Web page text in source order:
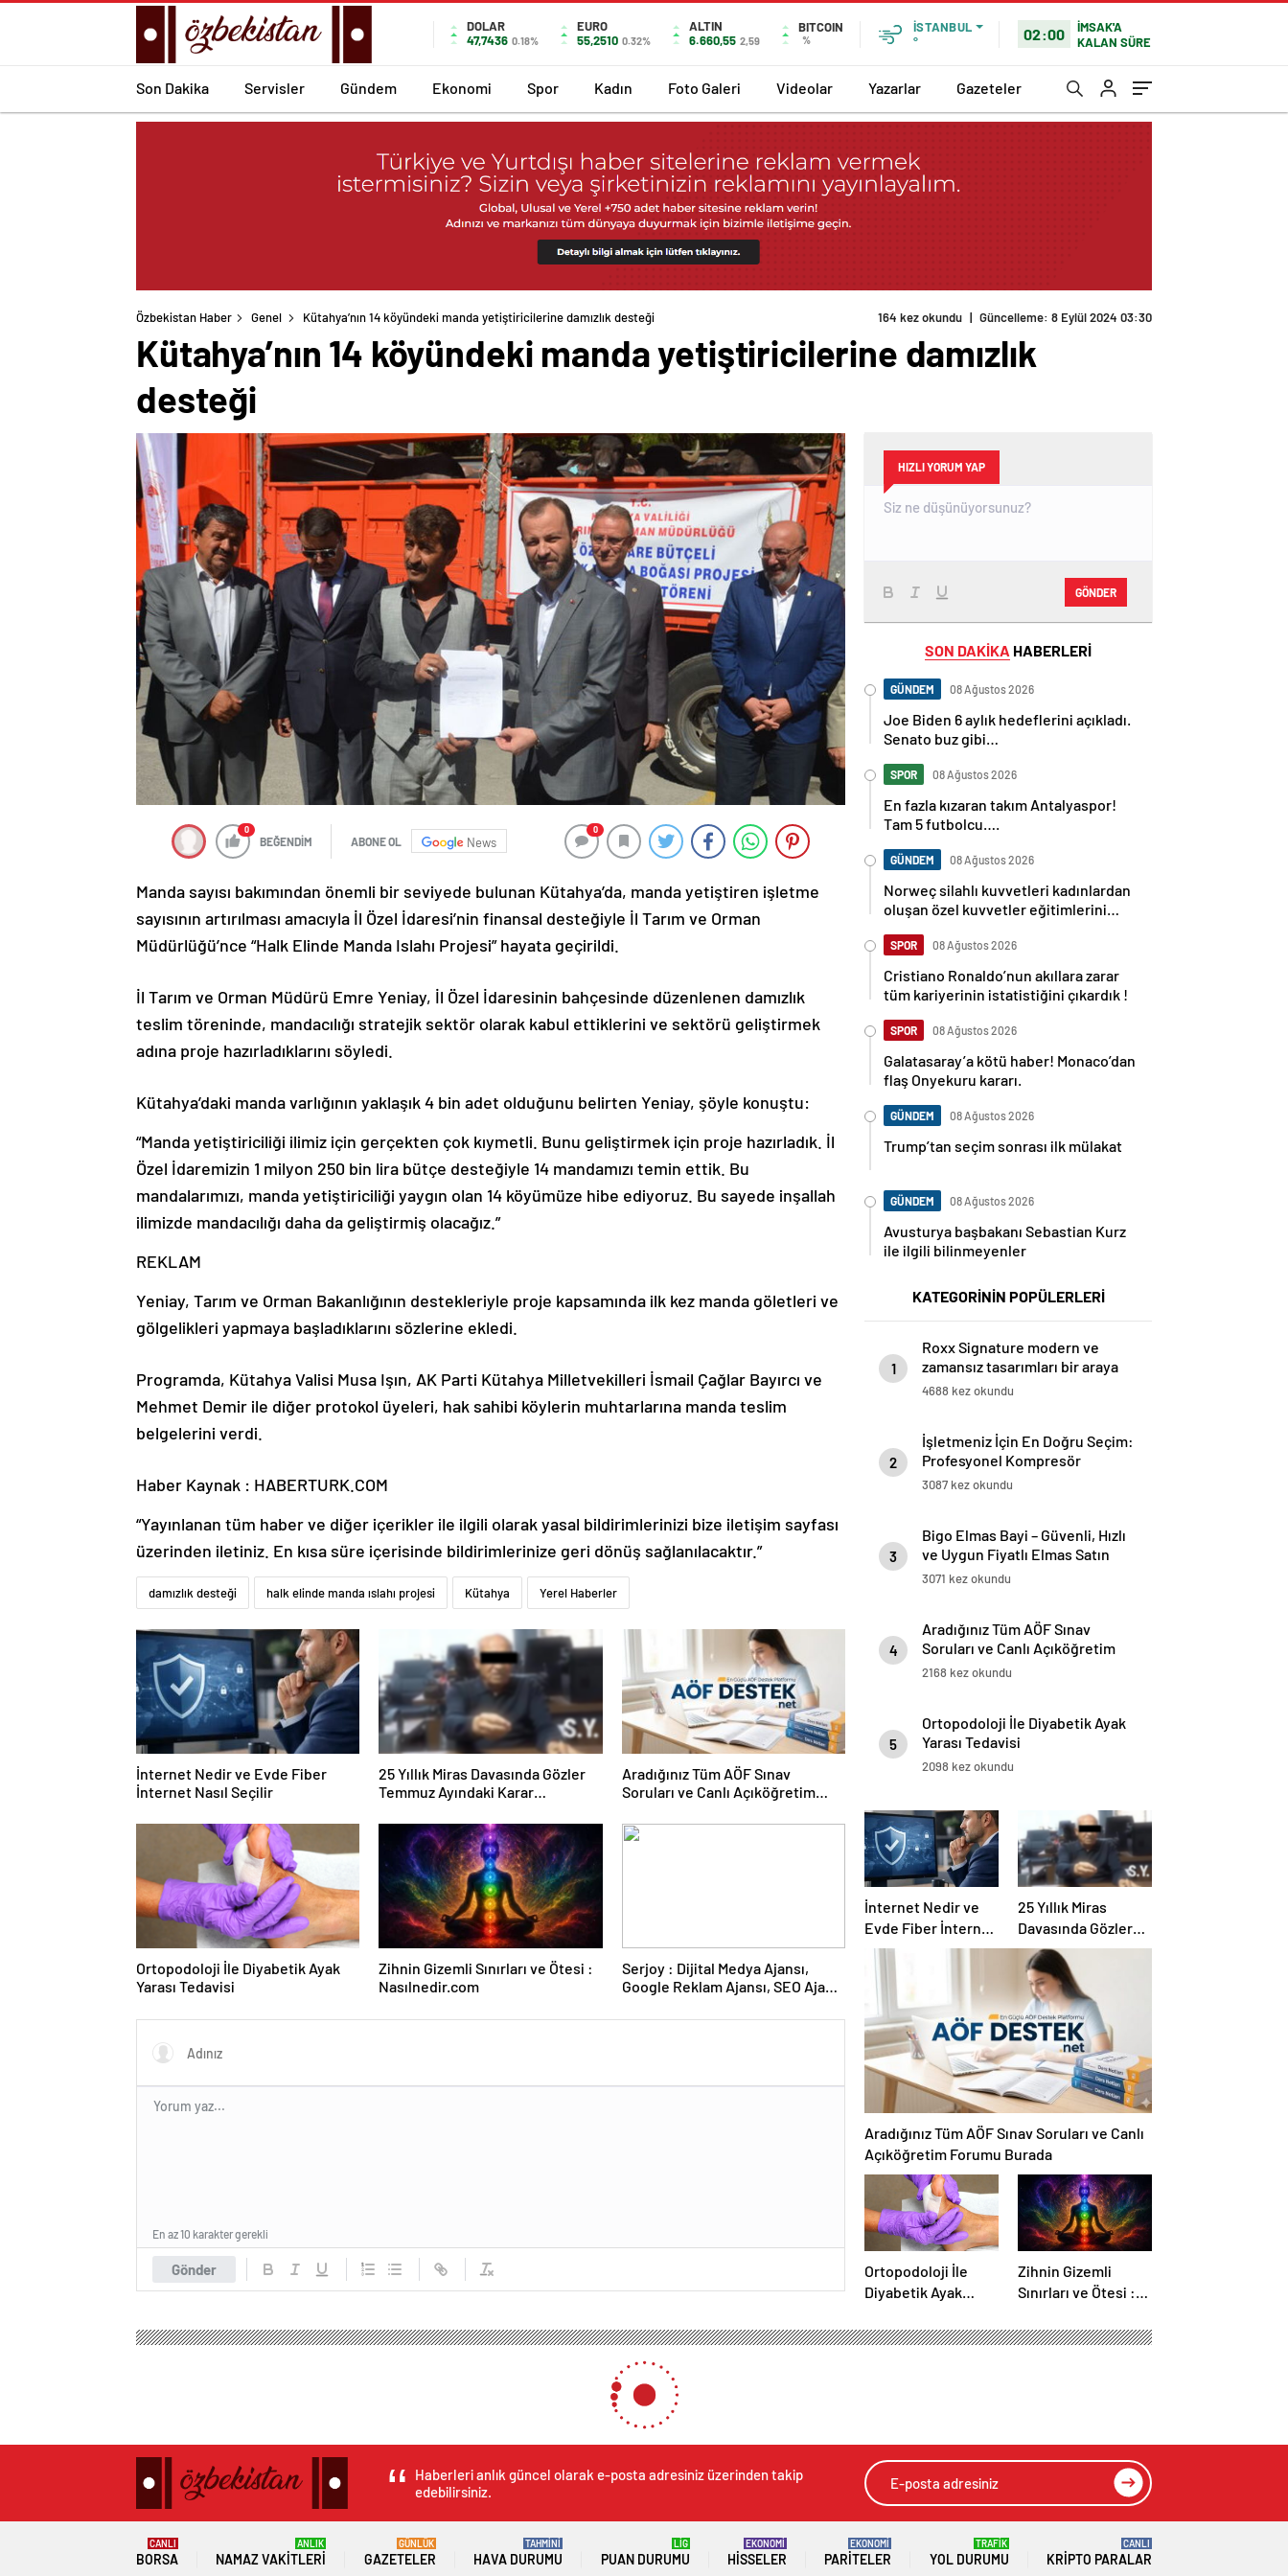
DOLAR
47,7436 0.18%
EURO
55,2510 0.32%
ALTIN
6.660,55 2,59
BITCOIN
%
İSTANBUL
°
02:00
İMSAK'A
KALAN SÜRE
Son Dakika Servisler Gündem Ekonomi Spor Kadın Foto Galeri Videolar Yazarlar Gazeteler
Özbekistan Haber Genel Kütahya’nın 14 köyündeki manda yetiştiricilerine damızlık desteği 164 kez okundu | Güncelleme: 8 Eylül 2024 03:30
Kütahya’nın 14 köyündeki manda yetiştiricilerine damızlık
desteği
0
BEĞENDİM ABONE OL News
0
Manda sayısı bakımından önemli bir seviyede bulunan Kütahya’da, manda yetiştiren işletme
sayısının artırılması amacıyla İl Özel İdaresi’nin finansal desteğiyle İl Tarım ve Orman
Müdürlüğü’nce “Halk Elinde Manda Islahı Projesi” hayata geçirildi.
İl Tarım ve Orman Müdürü Emre Yeniay, İl Özel İdaresinin bahçesinde düzenlenen damızlık
teslim töreninde, mandacılığı stratejik sektör olarak kabul ettiklerini ve sektörü geliştirmek
adına proje hazırladıklarını söyledi.
Kütahya’daki manda varlığının yaklaşık 4 bin adet olduğunu belirten Yeniay, şöyle konuştu:
“Manda yetiştiriciliği ilimiz için gerçekten çok kıymetli. Bunu geliştirmek için proje hazırladık. İl
Özel İdaremizin 1 milyon 250 bin lira bütçe desteğiyle 14 mandamızı temin ettik. Bu
mandalarımızı, manda yetiştiriciliği yaygın olan 14 köyümüze hibe ediyoruz. Bu sayede inşallah
ilimizde mandacılığı daha da geliştirmiş olacağız.”
REKLAM
Yeniay, Tarım ve Orman Bakanlığının destekleriyle proje kapsamında ilk kez manda göletleri ve
gölgelikleri yapmaya başladıklarını sözlerine ekledi.
Programda, Kütahya Valisi Musa Işın, AK Parti Kütahya Milletvekilleri İsmail Çağlar Bayırcı ve
Mehmet Demir ile diğer protokol üyeleri, hak sahibi köylerin muhtarlarına manda teslim
belgelerini verdi.
Haber Kaynak : HABERTURK.COM
“Yayınlanan tüm haber ve diğer içerikler ile ilgili olarak yasal bildirimlerinizi bize iletişim sayfası
üzerinden iletiniz. En kısa süre içerisinde bildirimlerinize geri dönüş sağlanılacaktır.”
damızlık desteği halk elinde manda ıslahı projesi Kütahya Yerel Haberler
İnternet Nedir ve Evde Fiber
İnternet Nasıl Seçilir
25 Yıllık Miras Davasında Gözler
Temmuz Ayındaki Karar
Aradığınız Tüm AÖF Sınav
Soruları ve Canlı Açıköğretim
Ortopodoloji İle Diyabetik Ayak
Yarası Tedavisi
Zihnin Gizemli Sınırları ve Ötesi :
Nasılnedir.com
Serjoy : Dijital Medya Ajansı,
Google Reklam Ajansı, SEO Ajansı
Gönder
En az 10 karakter gerekli
HIZLI YORUM YAP
GÖNDER
SON DAKİKA HABERLERİ
GÜNDEM 08 Ağustos 2026
Joe Biden 6 aylık hedeflerini açıkladı.
Senato buz gibi…
SPOR 08 Ağustos 2026
En fazla kızaran takım Antalyaspor!
Tam 5 futbolcu….
GÜNDEM 08 Ağustos 2026
Norweç silahlı kuvvetleri kadınlardan
oluşan özel kuvvetler eğitimlerini
SPOR 08 Ağustos 2026
Cristiano Ronaldo’nun akıllara zarar
tüm kariyerinin istatistiğini çıkardık !
SPOR 08 Ağustos 2026
Galatasaray’a kötü haber! Monaco’dan
flaş Onyekuru kararı.
GÜNDEM 08 Ağustos 2026
Trump’tan seçim sonrası ilk mülakat
GÜNDEM 08 Ağustos 2026
Avusturya başbakanı Sebastian Kurz
ile ilgili bilinmeyenler
KATEGORİNİN POPÜLERLERİ
1
Roxx Signature modern ve
zamansız tasarımları bir araya
getiriyor
4688 kez okundu
2
İşletmeniz İçin En Doğru Seçim:
Profesyonel Kompresör
Markaları Rehberi
3087 kez okundu
3
Bigo Elmas Bayi – Güvenli, Hızlı
ve Uygun Fiyatlı Elmas Satın
Almanın Yeni Adresi
3071 kez okundu
4
Aradığınız Tüm AÖF Sınav
Soruları ve Canlı Açıköğretim
Forumu Burada
2168 kez okundu
5
Ortopodoloji İle Diyabetik Ayak
Yarası Tedavisi
2098 kez okundu
İnternet Nedir ve
Evde Fiber İnternet
Nasıl Seçilir
25 Yıllık Miras
Davasında Gözler
Temmuz Ayındaki
Karar Duruşmasına
Çevrildi
Aradığınız Tüm AÖF Sınav Soruları ve Canlı
Açıköğretim Forumu Burada
Ortopodoloji İle
Diyabetik Ayak
Zihnin Gizemli
Sınırları ve Ötesi :
Haberleri anlık güncel olarak e-posta adresiniz üzerinden takip
edebilirsiniz.
BORSA
CANLI
NAMAZ VAKITLERI
ANLIK
GAZETELER
GÜNLÜK
HAVA DURUMU
TAHMİNİ
PUAN DURUMU
LİG
HISSELER
EKONOMİ
PARITELER
EKONOMİ
YOL DURUMU
TRAFİK
KRIPTO PARALAR
CANLI